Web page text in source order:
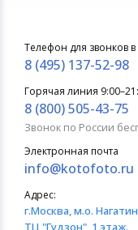
Телефон для звонков
8 (495) 137-52-98
Горячая линия
8 (800) 505-43-75
Звонок по России
Электронная почта
info@kotofoto.ru
Адрес:
г.Москва, м.о.
ТЦ "Гудзон", 1 этаж.